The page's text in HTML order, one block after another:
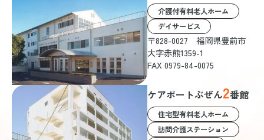
よくある質問
お知らせ
運営規程の概要等
介護付有料老人ホーム
デイサービス
〒828-0027 福岡県豊前市
大字赤熊1359-1
FAX 0979-84-0075
ケアポートぶぜん2番館
住宅型有料老人ホーム
訪問介護ステーション